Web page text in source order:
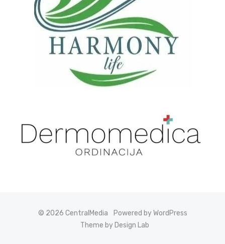
© 2026 CentralMedia
Powered by WordPress
Theme by Design Lab